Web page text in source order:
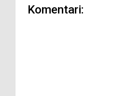
Komentari: